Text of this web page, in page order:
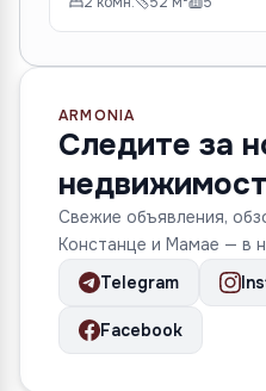
ARMONIA
Следите за
Свежие объявления,
Констанце и Мамае — в
Telegram
Facebook